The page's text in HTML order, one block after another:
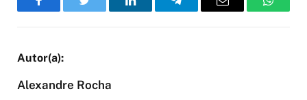
FacebookTwitter LinkedInTelegramEmail
Alexandre Rocha